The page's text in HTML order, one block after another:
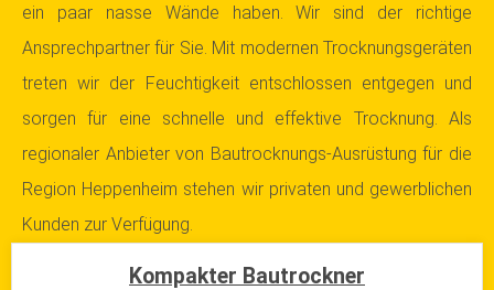
ein paar nasse Wände haben. Wir sind der richtige
Ansprechpartner für Sie. Mit modernen Trocknungsgeräten
treten wir der Feuchtigkeit entschlossen entgegen und
sorgen für eine schnelle und effektive Trocknung. Als
regionaler Anbieter von Bautrocknungs-Ausrüstung für die
Region Heppenheim stehen wir privaten und gewerblichen
Kunden zur Verfügung.
Kompakter Bautrockner